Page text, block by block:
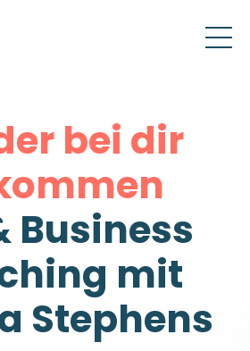
bei dir
Business
mit
Stephens